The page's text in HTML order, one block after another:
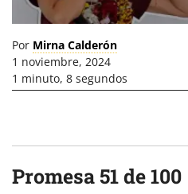
Por Mirna Calderón
1 noviembre, 2024
1 minuto, 8 segundos
Promesa 51 de 100